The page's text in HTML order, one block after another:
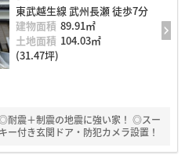
東武越生線 武州長瀬 徒歩7分
建物面積 89.91㎡
土地面積 104.03㎡
(31.47坪)
震＋制震の地震に強い家！ ◎スー
付き玄関ドア・防犯カメラ設置！